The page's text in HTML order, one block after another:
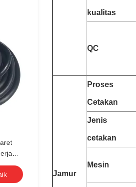
kualitas
QC
Jamur
Proses
Cetakan
Jenis
cetakan
Mesin